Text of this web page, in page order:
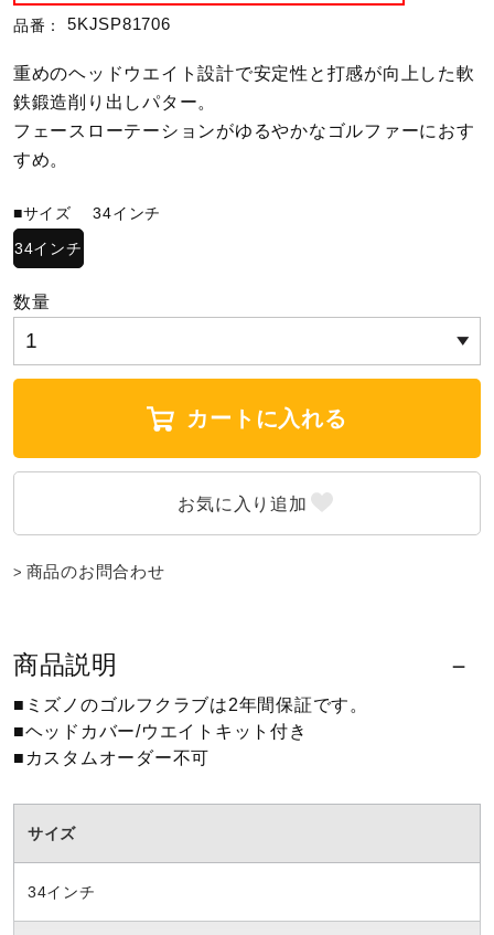
テニス／ソフトテニス
バドミントン
ウィンタースポーツ
ワーキング
ウォーキングシューズ
ライフスタイルグッズ
寝具／ミズノスリープ
品番： 5KJSP81706
重めのヘッドウエイト設計で安定性と打感が向上した軟
鉄鍛造削り出しパター。
フェースローテーションがゆるやかなゴルファーにおす
すめ。
■サイズ34インチ
34インチ
数量
カートに入れる
商品のお問合わせ
商品説明
■ミズノのゴルフクラブは2年間保証です。
■ヘッドカバー/ウエイトキット付き
■カスタムオーダー不可
サイズ
34インチ